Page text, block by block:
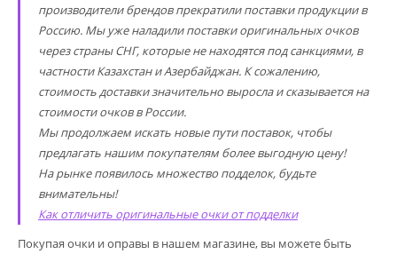
производители брендов прекратили поставки продукции в
Россию. Мы уже наладили поставки оригинальных очков
через страны СНГ, которые не находятся под санкциями, в
частности Казахстан и Азербайджан. К сожалению,
стоимость доставки значительно выросла и сказывается на
стоимости очков в России.
Мы продолжаем искать новые пути поставок, чтобы
предлагать нашим покупателям более выгодную цену!
На рынке появилось множество подделок, будьте
внимательны!
Как отличить оригинальные очки от подделки
Покупая очки и оправы в нашем магазине, вы можете быть